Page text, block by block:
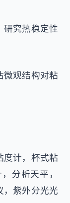
研究热稳定性
微观结构对粘
度计，杯式粘
分析天平，
，紫外分光光